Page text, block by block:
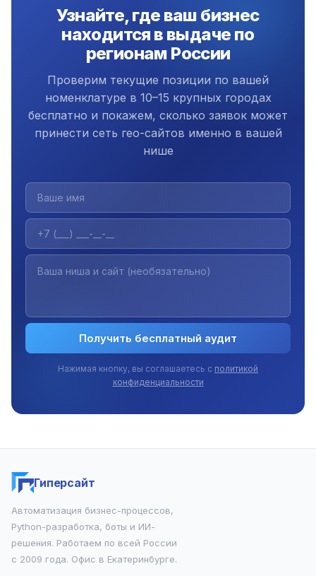
оплаты.Узнайте, где ваш бизнес
находится в выдаче по
регионам России
Проверим текущие позиции по вашей
номенклатуре в 10–15 крупных городах
бесплатно и покажем, сколько заявок может
принести сеть гео-сайтов именно в вашей
нише
Получить бесплатный аудит
Нажимая кнопку, вы соглашаетесь с политикой
конфиденциальности
Гиперсайт
Автоматизация бизнес-процессов,
Python-разработка, боты и ИИ-
решения. Работаем по всей России
с 2009 года. Офис в Екатеринбурге.